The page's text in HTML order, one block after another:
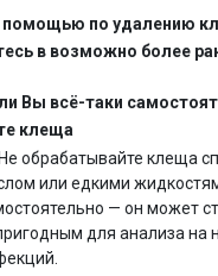
помощью по удалению
в возможно более
Вы всё-таки
клеща
Не обрабатывайте клеща
или едкими
— он может
для анализа на